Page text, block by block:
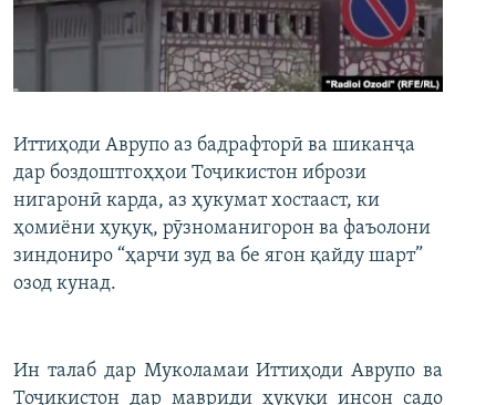
ГУЗОРИШҲОИ РАДИОӢ
Русский
Ҳамаи сомонаҳои RFE/RL
Иттиҳоди Аврупо аз бадрафторӣ ва шиканҷа
дар боздоштгоҳҳои Тоҷикистон ибрози
нигаронӣ карда, аз ҳукумат хостааст, ки
ҳомиёни ҳуқуқ, рӯзноманигорон ва фаъолони
зиндониро “ҳарчи зуд ва бе ягон қайду шарт”
озод кунад.
Ин талаб дар Муколамаи Иттиҳоди Аврупо ва
Тоҷикистон дар мавриди ҳуқуқи инсон садо